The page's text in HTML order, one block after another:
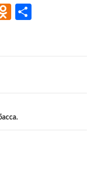
O
o
as
iki
р
и